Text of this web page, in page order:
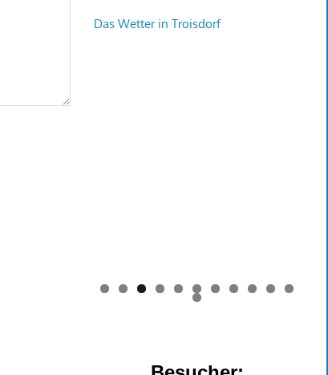
Das Wetter in Troisdorf
0 1
2